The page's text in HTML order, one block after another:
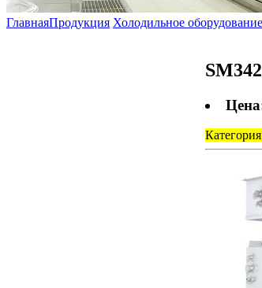
ГлавнаяПродукция Холодильное оборудование